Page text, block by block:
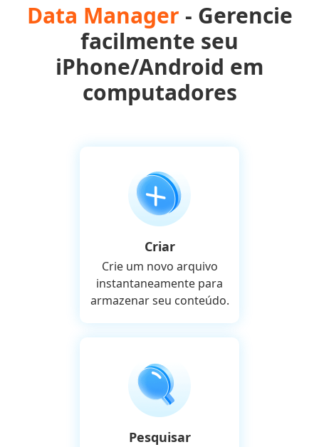
Data Manager - Gerencie
facilmente seu
iPhone/Android em
computadores
Criar
Crie um novo arquivo
instantaneamente para
armazenar seu conteúdo.
Pesquisar